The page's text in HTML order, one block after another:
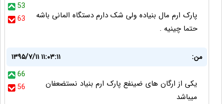
53
63
پارک ارم مال بنیاده ولی شک دارم دستگاه المانی باشه
حتما چینیه .
من:
۱۳۹۵/۷/۱۱ ۱۱:۰۳:۱۱
66
56
یکی از ارگان های ضینفع پارک ارم بنیاد نستضعفان
میباشد